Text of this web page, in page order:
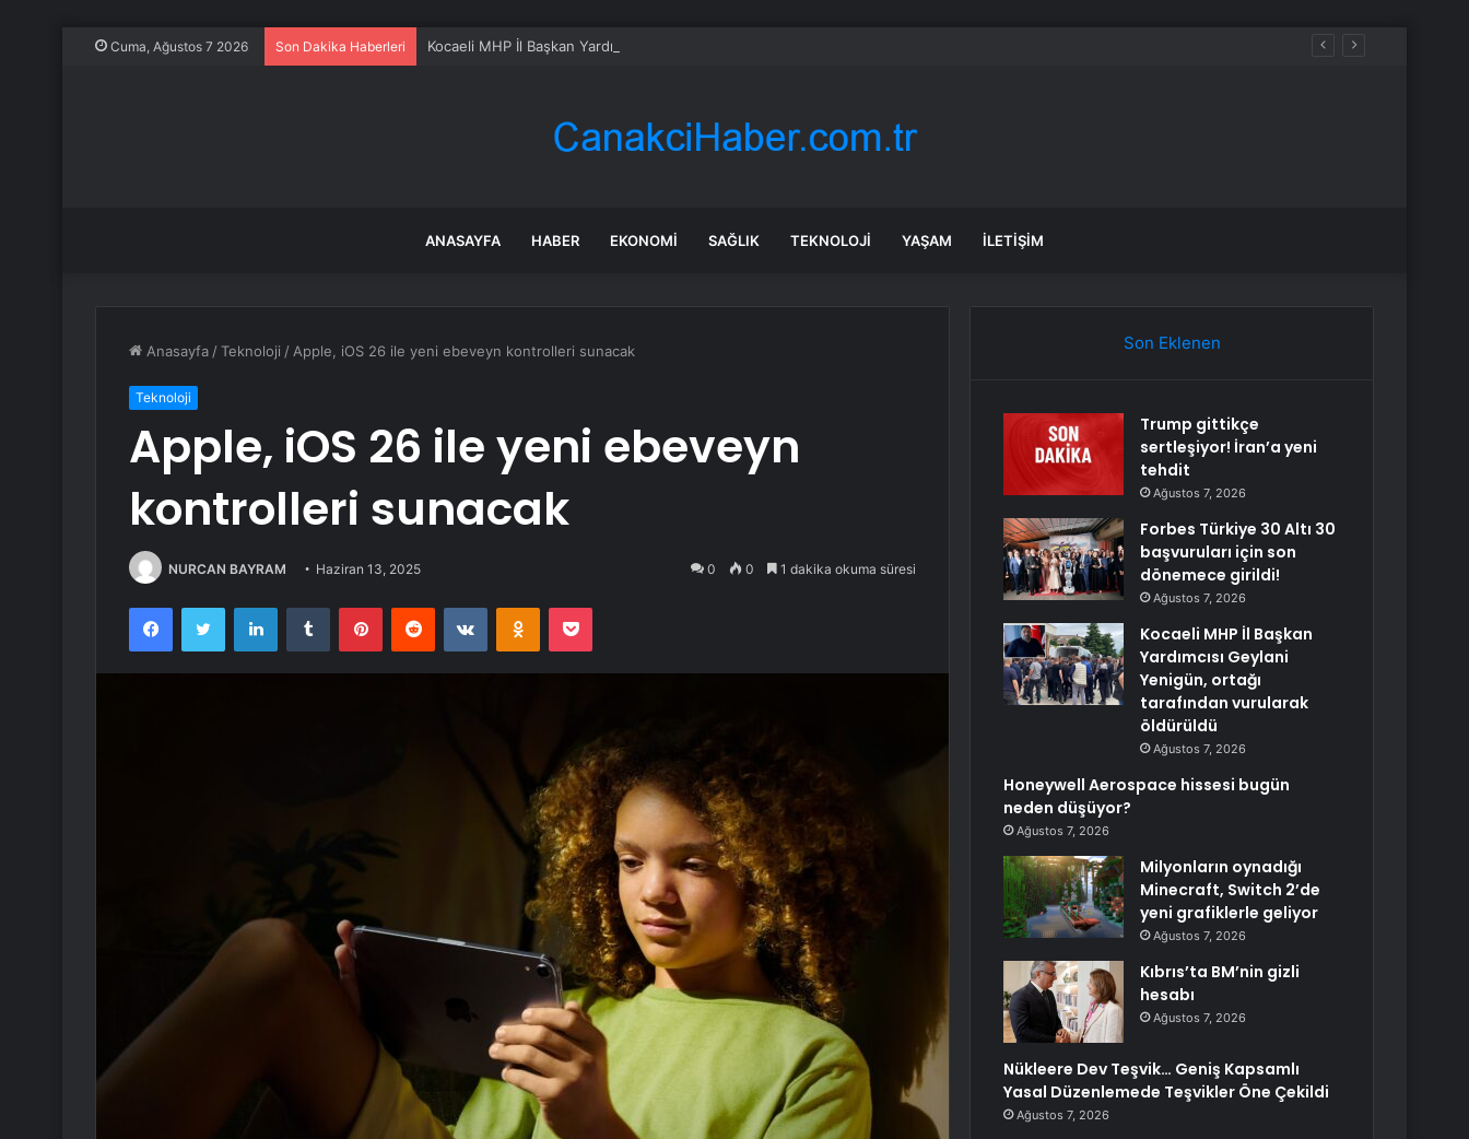
Cuma, Ağustos 7 2026 Son Dakika Haberleri Kocaeli MHP İl Başkan Yardımcısı Geylani Yenigün, ortağı tarafından vurularak öldürüldü
ANASAYFA HABER EKONOMI SAĞLIK TEKNOLOJI YAŞAM İLETIŞIM
Anasayfa /Teknoloji / Apple, iOS 26 ile yeni ebeveyn kontrolleri sunacak
Teknoloji
Apple, iOS 26 ile yeni ebeveyn
kontrolleri sunacak
NURCAN BAYRAM Haziran 13, 2025 0 0 1 dakika okuma süresi
FacebookTwitter LinkedInTumblr PinterestReddit VKontakteOdnoklassniki
Pocket
Son Eklenen
Trump gittikçe
sertleşiyor! İran’a yeni
tehdit
Ağustos 7, 2026
Forbes Türkiye 30 Altı 30
başvuruları için son
dönemece girildi!
Ağustos 7, 2026
Kocaeli MHP İl Başkan
Yardımcısı Geylani
Yenigün, ortağı
tarafından vurularak
öldürüldü
Ağustos 7, 2026
Honeywell Aerospace hissesi bugün
neden düşüyor?
Ağustos 7, 2026
Milyonların oynadığı
Minecraft, Switch 2’de
yeni grafiklerle geliyor
Ağustos 7, 2026
Kıbrıs’ta BM’nin gizli
hesabı
Ağustos 7, 2026
Nükleere Dev Teşvik… Geniş Kapsamlı
Yasal Düzenlemede Teşvikler Öne Çekildi
Ağustos 7, 2026